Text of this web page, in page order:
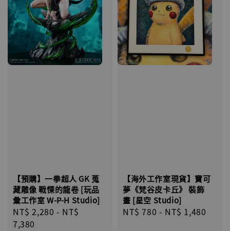
【預購】一拳超人 GK 蒐
藏雕像 戰慄的龍卷 [玩品
彙工作室 W-P-H Studio]
Regular
price
NT$ 2,280 - NT$
7,380
【海外工作室現貨】寶可
夢《梵谷皮卡丘》 裝飾
畫 [星空 Studio]
Regular
NT$ 780 - NT$ 1,480